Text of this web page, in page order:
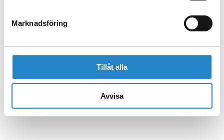
Marknadsföring
Tillåt alla
Avvisa